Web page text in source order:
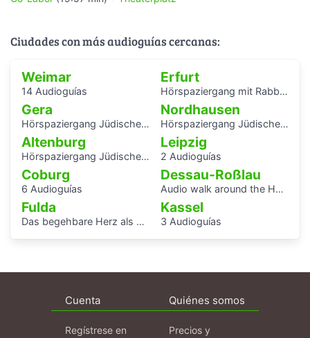
Ciudades con más audioguías cercanas:
Weimar
14 Audioguías
Erfurt
Hörspaziergang mit Rabbiner Alexander Nachama in Erfurt
Gera
Hörspaziergang Jüdisches Leben und jüdische Geschichte in Gera
Nordhausen
Hörspaziergang Jüdische Geschichte in Nordhausen
Altenburg
Hörspaziergang Jüdische Geschichte in Altenburg
Leipzig
2 Audioguías
Coburg
6 Audioguías
Dessau-Roßlau
Audio walk around the Houses with Balcony Access of the Bauhaus settlement
Fulda
Das begehbare Herz als Audioguide - KAF
Kassel
3 Audioguías
Cuenta
Regístrese en
Quiénes somos
Precios y